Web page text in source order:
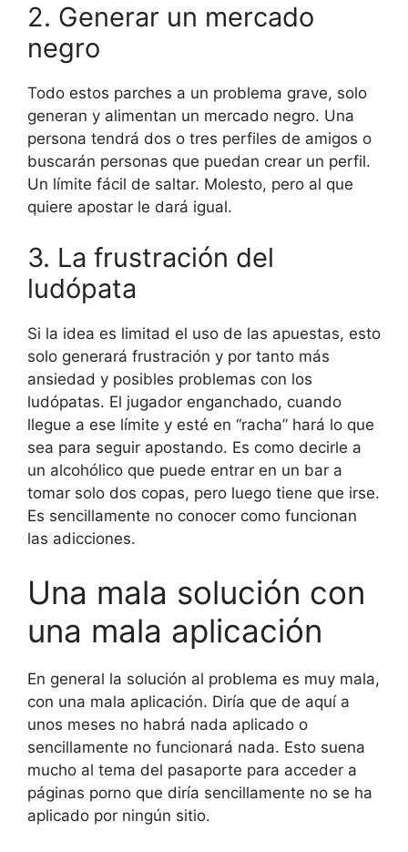
2. Generar un mercado
negro
Todo estos parches a un problema grave, solo
generan y alimentan un mercado negro. Una
persona tendrá dos o tres perfiles de amigos o
buscarán personas que puedan crear un perfil.
Un límite fácil de saltar. Molesto, pero al que
quiere apostar le dará igual.
3. La frustración del
ludópata
Si la idea es limitad el uso de las apuestas, esto
solo generará frustración y por tanto más
ansiedad y posibles problemas con los
ludópatas. El jugador enganchado, cuando
llegue a ese límite y esté en “racha” hará lo que
sea para seguir apostando. Es como decirle a
un alcohólico que puede entrar en un bar a
tomar solo dos copas, pero luego tiene que irse.
Es sencillamente no conocer como funcionan
las adicciones.
Una mala solución con
una mala aplicación
En general la solución al problema es muy mala,
con una mala aplicación. Diría que de aquí a
unos meses no habrá nada aplicado o
sencillamente no funcionará nada. Esto suena
mucho al tema del pasaporte para acceder a
páginas porno que diría sencillamente no se ha
aplicado por ningún sitio.